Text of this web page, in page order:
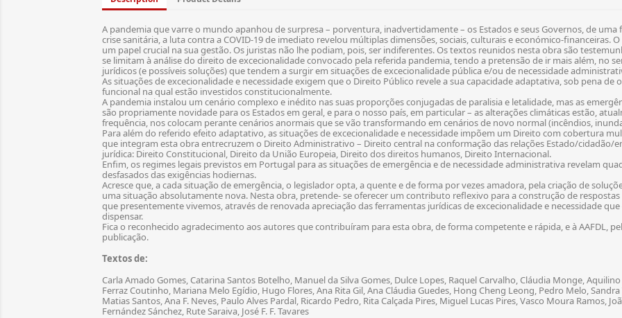
A pandemia que varre o mundo apanhou de surpresa – porventura, inadvertidamente – os Estados e seus Governos, de
crise sanitária, a luta contra a COVID-19 de imediato revelou múltiplas dimensões, sociais, culturais e económico-financeiras.
um papel crucial na sua gestão. Os juristas não lhe podiam, pois, ser indiferentes. Os textos reunidos nesta obra são
se limitam à análise do direito de excecionalidade convocado pela referida pandemia, tendo a pretensão de ir mais além, no
jurídicos (e possíveis soluções) que tendem a surgir em situações de excecionalidade pública e/ou de necessidade
As situações de excecionalidade e necessidade exigem que o Direito Público revele a sua capacidade adaptativa, sob pena
funcional na qual estão investidos constitucionalmente.
A pandemia instalou um cenário complexo e inédito nas suas proporções conjugadas de paralisia e letalidade, mas as
são propriamente novidade para os Estados em geral, e para o nosso país, em particular – as alterações climáticas estão,
frequência, nos colocam perante cenários anormais que se vão transformando em cenários de novo normal (incêndios,
Para além do referido efeito adaptativo, as situações de excecionalidade e necessidade impõem um Direito com cobertura
que integram esta obra entrecruzem o Direito Administrativo – Direito central na conformação das relações Estado/cidadão/
jurídica: Direito Constitucional, Direito da União Europeia, Direito dos direitos humanos, Direito Internacional.
Enfim, os regimes legais previstos em Portugal para as situações de emergência e de necessidade administrativa revelam
desfasados das exigências hodiernas.
Acresce que, a cada situação de emergência, o legislador opta, a quente e de forma por vezes amadora, pela criação de
uma situação absolutamente nova. Nesta obra, pretende- se oferecer um contributo reflexivo para a construção de
que presentemente vivemos, através de renovada apreciação das ferramentas jurídicas de excecionalidade e necessidade
dispensar.
Fica o reconhecido agradecimento aos autores que contribuíram para esta obra, de forma competente e rápida, e à AAFDL,
publicação.
Textos de:
Carla Amado Gomes, Catarina Santos Botelho, Manuel da Silva Gomes, Dulce Lopes, Raquel Carvalho, Cláudia Monge,
Ferraz Coutinho, Mariana Melo Egídio, Hugo Flores, Ana Rita Gil, Ana Cláudia Guedes, Hong Cheng Leong, Pedro Melo,
Matias Santos, Ana F. Neves, Paulo Alves Pardal, Ricardo Pedro, Rita Calçada Pires, Miguel Lucas Pires, Vasco Moura Ramos,
Fernández Sánchez, Rute Saraiva, José F. F. Tavares